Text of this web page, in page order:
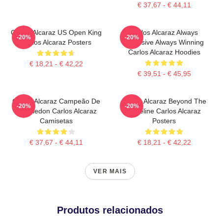
€ 37,67 - € 44,11
Carlos Alcaraz US Open King
Carlos Alcaraz Posters
€ 18,21 - € 42,22
-20%
Carlos Alcaraz Always
Explosive Always Winning
Carlos Alcaraz Hoodies
€ 39,51 - € 45,95
-20%
Carlos Alcaraz Campeão De
Wimbledon Carlos Alcaraz
Camisetas
€ 37,67 - € 44,11
-20%
Carlos Alcaraz Beyond The
Baseline Carlos Alcaraz
Posters
€ 18,21 - € 42,22
-20%
VER MAIS
Produtos relacionados